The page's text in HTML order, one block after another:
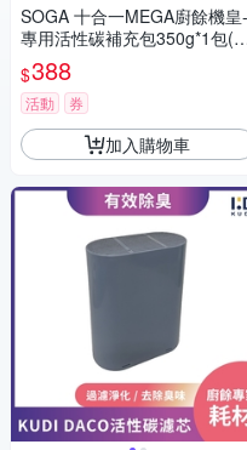
SOGA 十合一MEGA廚餘機皇-
專用活性碳補充包350g*1包(
可使用半年)
$388
活動 券
加入購物車